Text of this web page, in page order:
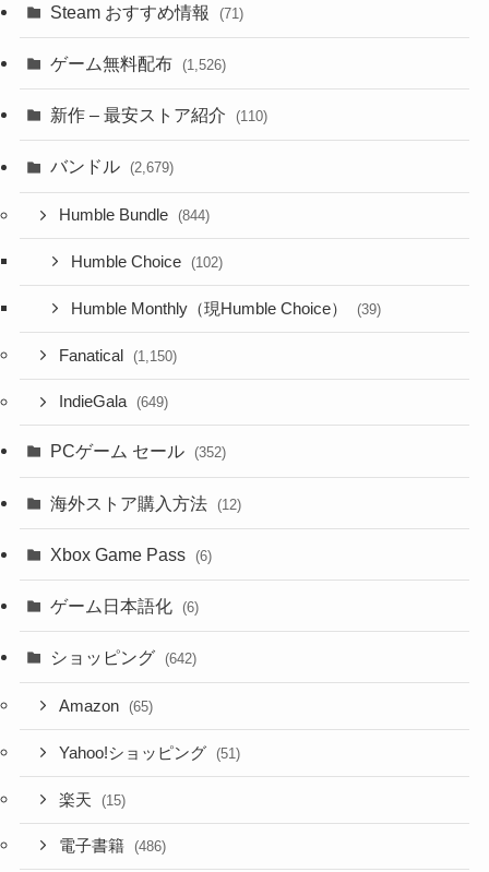
Steam おすすめ情報 (71)
ゲーム無料配布 (1,526)
新作 – 最安ストア紹介 (110)
バンドル (2,679)
Humble Bundle (844)
Humble Choice (102)
Humble Monthly（現Humble Choice） (39)
Fanatical (1,150)
IndieGala (649)
PCゲーム セール (352)
海外ストア購入方法 (12)
Xbox Game Pass (6)
ゲーム日本語化 (6)
ショッピング (642)
Amazon (65)
Yahoo!ショッピング (51)
楽天 (15)
電子書籍 (486)